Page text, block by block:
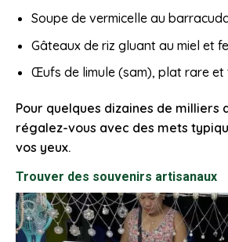
Soupe de vermicelle au
Gâteaux de riz gluant au miel et
Œufs de limule (sam), plat rare et
Pour quelques dizaines de milliers
régalez-vous avec des mets
vos yeux.
Trouver des souvenirs artisanaux